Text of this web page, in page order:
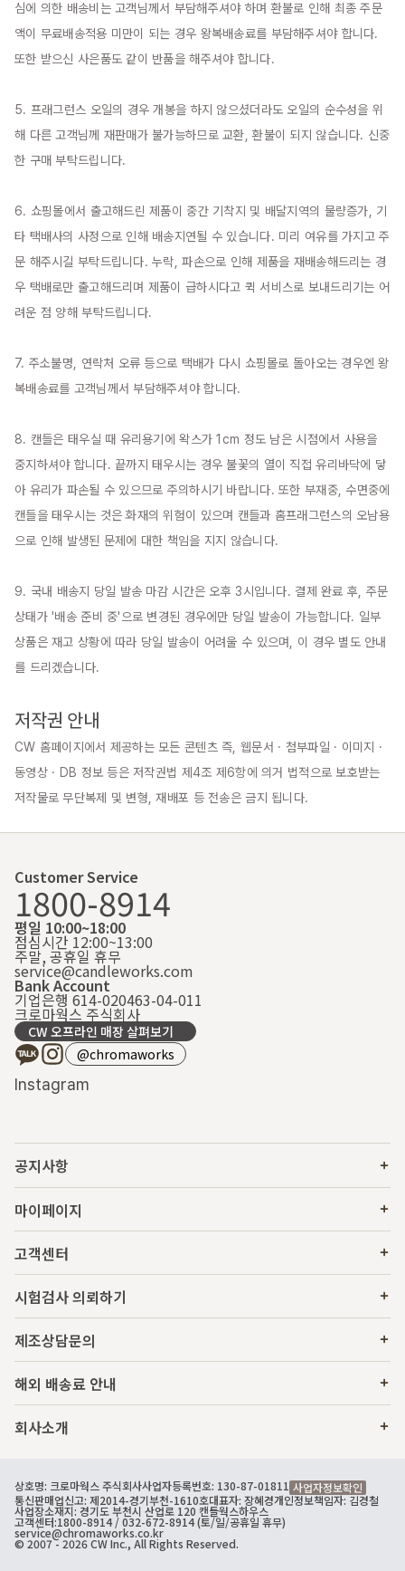
심에 의한 배송비는 고객님께서 부담해주셔야 하며 환불로 인해 최종 주문
액이 무료배송적용 미만이 되는 경우 왕복배송료를 부담해주셔야 합니다.
또한 받으신 사은품도 같이 반품을 해주셔야 합니다.
5. 프래그런스 오일의 경우 개봉을 하지 않으셨더라도 오일의 순수성을 위
해 다른 고객님께 재판매가 불가능하므로 교환, 환불이 되지 않습니다. 신중
한 구매 부탁드립니다.
6. 쇼핑몰에서 출고해드린 제품이 중간 기착지 및 배달지역의 물량증가, 기
타 택배사의 사정으로 인해 배송지연될 수 있습니다. 미리 여유를 가지고 주
문 해주시길 부탁드립니다. 누락, 파손으로 인해 제품을 재배송해드리는 경
우 택배로만 출고해드리며 제품이 급하시다고 퀵 서비스로 보내드리기는 어
려운 점 양해 부탁드립니다.
7. 주소불명, 연락처 오류 등으로 택배가 다시 쇼핑몰로 돌아오는 경우엔 왕
복배송료를 고객님께서 부담해주셔야 합니다.
8. 캔들은 태우실 때 유리용기에 왁스가 1cm 정도 남은 시점에서 사용을
중지하셔야 합니다. 끝까지 태우시는 경우 불꽃의 열이 직접 유리바닥에 닿
아 유리가 파손될 수 있으므로 주의하시기 바랍니다. 또한 부재중, 수면중에
캔들을 태우시는 것은 화재의 위험이 있으며 캔들과 홈프래그런스의 오남용
으로 인해 발생된 문제에 대한 책임을 지지 않습니다.
9. 국내 배송지 당일 발송 마감 시간은 오후 3시입니다. 결제 완료 후, 주문
상태가 '배송 준비 중'으로 변경된 경우에만 당일 발송이 가능합니다. 일부
상품은 재고 상황에 따라 당일 발송이 어려울 수 있으며, 이 경우 별도 안내
를 드리겠습니다.
저작권 안내
CW 홈페이지에서 제공하는 모든 콘텐츠 즉, 웹문서 · 첨부파일 · 이미지 ·
동영상 · DB 정보 등은 저작권법 제4조 제6항에 의거 법적으로 보호받는
저작물로 무단복제 및 변형, 재배포 등 전송은 금지 됩니다.
Customer Service
1800-8914
평일 10:00~18:00
점심시간 12:00~13:00
주말, 공휴일 휴무
service@candleworks.com
Bank Account
기업은행 614-020463-04-011
크로마웍스 주식회사
CW 오프라인 매장 살펴보기
@chromaworks
Instagram
공지사항
마이페이지
고객센터
시험검사 의뢰하기
제조상담문의
해외 배송료 안내
회사소개
상호명: 크로마웍스 주식회사사업자등록번호: 130-87-01811 사업자정보확인
통신판매업신고: 제2014-경기부천-1610호대표자: 장혜경개인정보책임자: 김경철
사업장소재지: 경기도 부천시 산업로 120 캔들웍스하우스
고객센터:1800-8914/ 032-672-8914 (토/일/공휴일 휴무)
service@chromaworks.co.kr
© 2007 - 2026 CW Inc., All Rights Reserved.